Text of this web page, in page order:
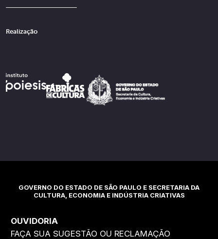
Realização
GOVERNO DO ESTADO DE SÃO PAULO E SECRETARIA DA
CULTURA, ECONOMIA E INDÚSTRIA CRIATIVAS
OUVIDORIA
FAÇA SUA SUGESTÃO OU RECLAMAÇÃO